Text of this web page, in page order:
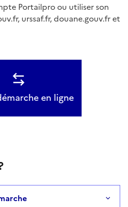
Portailpro ou utiliser son
urssaf.fr, douane.gouv.fr et
en ligne